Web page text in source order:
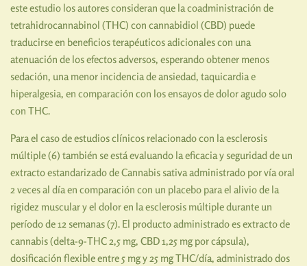
este estudio los autores consideran que la coadministración de
tetrahidrocannabinol (THC) con cannabidiol (CBD) puede
traducirse en beneficios terapéuticos adicionales con una
atenuación de los efectos adversos, esperando obtener menos
sedación, una menor incidencia de ansiedad, taquicardia e
hiperalgesia, en comparación con los ensayos de dolor agudo solo
con THC.
Para el caso de estudios clínicos relacionado con la esclerosis
múltiple (6) también se está evaluando la eficacia y seguridad de un
extracto estandarizado de Cannabis sativa administrado por vía oral
2 veces al día en comparación con un placebo para el alivio de la
rigidez muscular y el dolor en la esclerosis múltiple durante un
período de 12 semanas (7). El producto administrado es extracto de
cannabis (delta-9-THC 2,5 mg, CBD 1,25 mg por cápsula),
dosificación flexible entre 5 mg y 25 mg THC/día, administrado dos